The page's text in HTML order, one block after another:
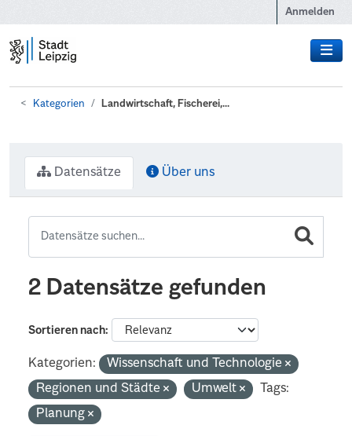
Anmelden
Kategorien Landwirtschaft, Fischerei,...
Datensätze Über uns
2 Datensätze gefunden
Sortieren nach
Kategorien:
Wissenschaft und Technologie
Regionen und Städte
Umwelt
Tags:
Planung